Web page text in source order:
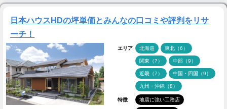
日本ハウスHDの坪単価とみんなの口コミや評判をリサ
ーチ！
エリア 北海道 東北（6）
関東（7） 中部（9）
近畿（7） 中国・四国（9）
九州・沖縄（8）
特徴 地震に強い工務店